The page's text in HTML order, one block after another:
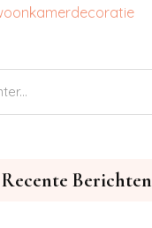
Recente Berichten